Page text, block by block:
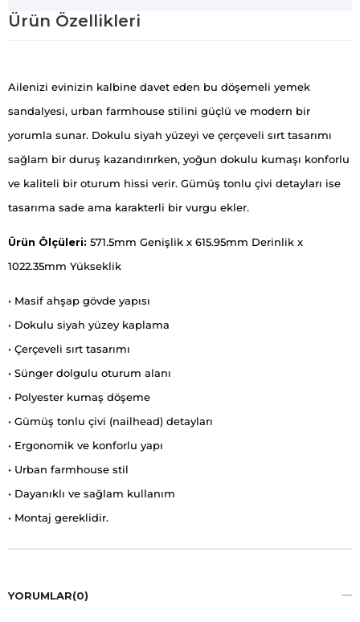
Ürün Özellikleri
Ailenizi evinizin kalbine davet eden bu döşemeli yemek
sandalyesi, urban farmhouse stilini güçlü ve modern bir
yorumla sunar. Dokulu siyah yüzeyi ve çerçeveli sırt tasarımı
sağlam bir duruş kazandırırken, yoğun dokulu kumaşı konforlu
ve kaliteli bir oturum hissi verir. Gümüş tonlu çivi detayları ise
tasarıma sade ama karakterli bir vurgu ekler.
Ürün Ölçüleri: 571.5mm Genişlik x 615.95mm Derinlik x
1022.35mm Yükseklik
• Masif ahşap gövde yapısı
• Dokulu siyah yüzey kaplama
• Çerçeveli sırt tasarımı
• Sünger dolgulu oturum alanı
• Polyester kumaş döşeme
• Gümüş tonlu çivi (nailhead) detayları
• Ergonomik ve konforlu yapı
• Urban farmhouse stil
• Dayanıklı ve sağlam kullanım
• Montaj gereklidir.
YORUMLAR(0)